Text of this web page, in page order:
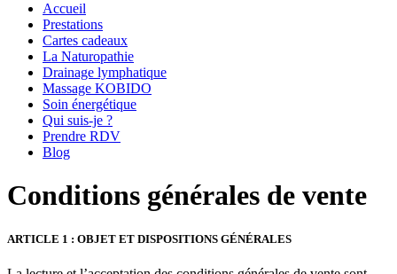
Accueil
Prestations
Cartes cadeaux
La Naturopathie
Drainage lymphatique
Massage KOBIDO
Soin énergétique
Qui suis-je ?
Prendre RDV
Blog
Conditions générales de vente
ARTICLE 1 : OBJET ET DISPOSITIONS GÉNÉRALES